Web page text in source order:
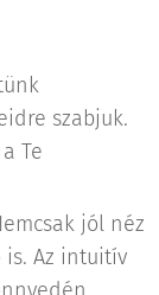
szabjuk.
Te
jól néz
is. Az intuitív